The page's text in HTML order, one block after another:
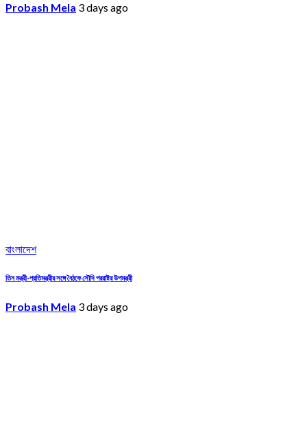
Probash Mela 3 days ago
বাংলাদেশ
তিন মন্ত্রী-প্রতিমন্ত্রীর সঙ্গে বৈঠকে সৌদি পররাষ্ট্র উপমন্ত্রী
Probash Mela 3 days ago